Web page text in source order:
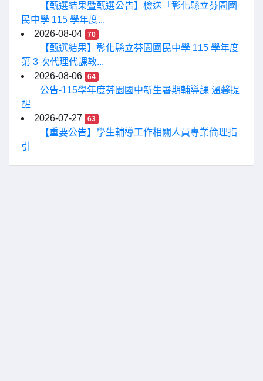
【甄選結果暨甄選公告】檢送「彰化縣立芬園國
民中學 115 學年度...
2026-08-04
70
【甄選結果】彰化縣立芬園國民中學 115 學年度
第 3 次代理代課教...
2026-08-06
64
公告-115學年度芬園國中新生暑期輔導課 溫馨提
醒
2026-07-27
63
【重要公告】學生輔導工作相關人員專業倫理指
引